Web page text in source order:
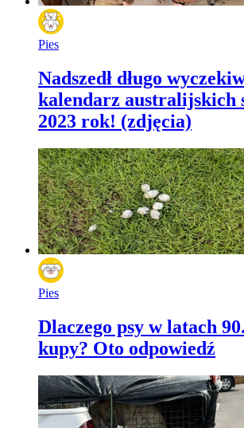
Pies
Nadszedł długo
kalendarz australijskich
2023 rok! (zdjęcia)
Pies
Dlaczego psy w latach
kupy? Oto odpowiedź